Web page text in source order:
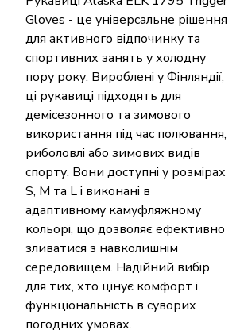
Gloves - це універсальне рішення
для активного відпочинку та
спортивних занять у холодну
пору року. Вироблені у Фінляндії,
ці рукавиці підходять для
демісезонного та зимового
використання під час полювання,
риболовлі або зимових видів
спорту. Вони доступні у розмірах
S, M та L і виконані в
адаптивному камуфляжному
кольорі, що дозволяє ефективно
зливатися з навколишнім
середовищем. Надійний вибір
для тих, хто цінує комфорт і
функціональність в суворих
погодних умовах.